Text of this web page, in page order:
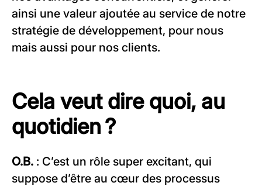
ainsi une valeur ajoutée au service de notre
stratégie de développement, pour nous
mais aussi pour nos clients.
Cela veut dire quoi, au
quotidien ?
O.B. : C’est un rôle super excitant, qui
suppose d’être au cœur des processus